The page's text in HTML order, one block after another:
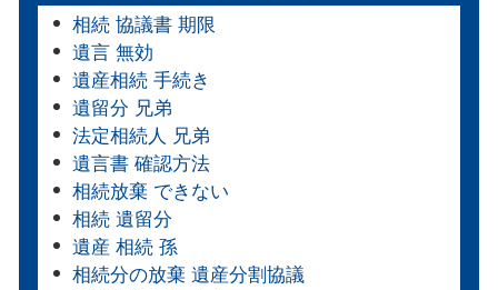
相続 協議書 期限
遺言 無効
遺産相続 手続き
遺留分 兄弟
法定相続人 兄弟
遺言書 確認方法
相続放棄 できない
相続 遺留分
遺産 相続 孫
相続分の放棄 遺産分割協議